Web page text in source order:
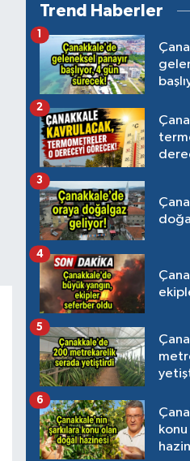
Trend Haberler
1
2
3
4
5
6